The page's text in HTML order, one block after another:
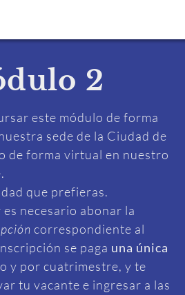
2
este módulo de forma
sede de la Ciudad de
de forma virtual en nuestro
que prefieras.
necesario abonar la
correspondiente al
se paga una única
y por cuatrimestre, y te
tu vacante e ingresar a las